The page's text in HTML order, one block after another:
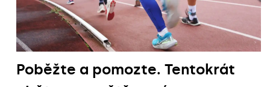
Poběžte a pomozte. Tentokrát